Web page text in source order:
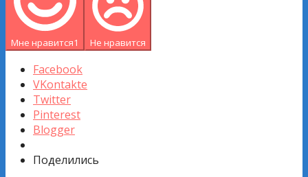
Мне нравится1 Не нравится
Facebook
VKontakte
Twitter
Pinterest
Blogger
Поделились